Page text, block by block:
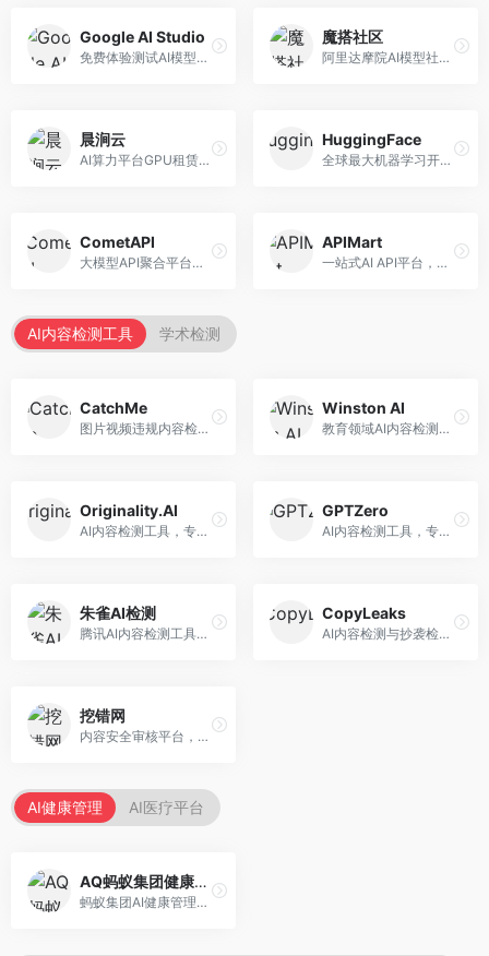
Google AI Studio
免费体验测试AI模型的平台，深度整合Google生态。面向开发者和研究者，提供Gemini模型体验、API密钥管理、提示词测试等服务，免费使用。
魔搭社区
阿里达摩院AI模型社区，专注于中文AI生态。面向中文开发者，提供开源模型、数据集、开发工具等资源，中文模型丰富。
晨涧云
AI算力平台GPU租赁服务，专注于弹性算力。面向开发者和研究者，提供GPU租赁、弹性调度、成本优化等服务，算力灵活。
HuggingFace
全球最大机器学习开源社区，整合模型库与开发工具。面向AI研究者和开发者，提供开源模型、数据集、开发工具等资源，开源生态最完善。
CometAPI
大模型API聚合平台，整合多种AI模型服务。面向开发者，提供统一接口、模型切换、监控分析等服务，API管理便捷。
APIMart
一站式AI API平台，整合多种AI服务。面向开发者，提供模型API、图像处理、语音识别等服务，API种类丰富。
AI内容检测工具 学术检测
CatchMe
图片视频违规内容检测平台，专注于视觉内容安全。面向内容平台，提供图片审核、视频审核、直播监控等服务，视觉检测专业。
Winston AI
教育领域AI内容检测平台，专注于学术诚信。面向教育机构，提供AI内容检测、抄袭检测、报告生成等服务，教育适配性强。
Originality.AI
AI内容检测工具，专注于内容原创性验证。面向内容创作者和出版商，提供AI检测、抄袭检测、批量分析等服务，检测精度高。
GPTZero
AI内容检测工具，专注于AI生成文本识别。面向教育工作者和出版商，提供文本检测、批量分析、API接口等服务，检测准确率高。
朱雀AI检测
腾讯AI内容检测工具，专注于中文内容识别。面向中文用户，提供AI内容检测、文本分析、报告生成等服务，中文检测专业。
CopyLeaks
AI内容检测与抄袭检测平台，专注于内容原创性验证。面向教育机构和出版商，提供AI检测、抄袭检测、多语言支持等服务，检测全面。
挖错网
内容安全审核平台，专注于违规内容检测。面向企业和平台，提供内容审核、敏感词检测、风险预警等服务，安全审核专业。
AI健康管理 AI医疗平台
AQ蚂蚁集团健康管家
蚂蚁集团AI健康管理服务，专注于个人健康监测。面向个人用户，提供健康评估、慢病管理、健康建议等服务，健康管理便捷。